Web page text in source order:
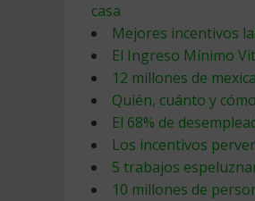
casa
Mejores incentivos
El Ingreso Mínimo
12 millones de
Quién, cuánto y
El 68% de
Los incentivos
5 trabajos
10 millones de